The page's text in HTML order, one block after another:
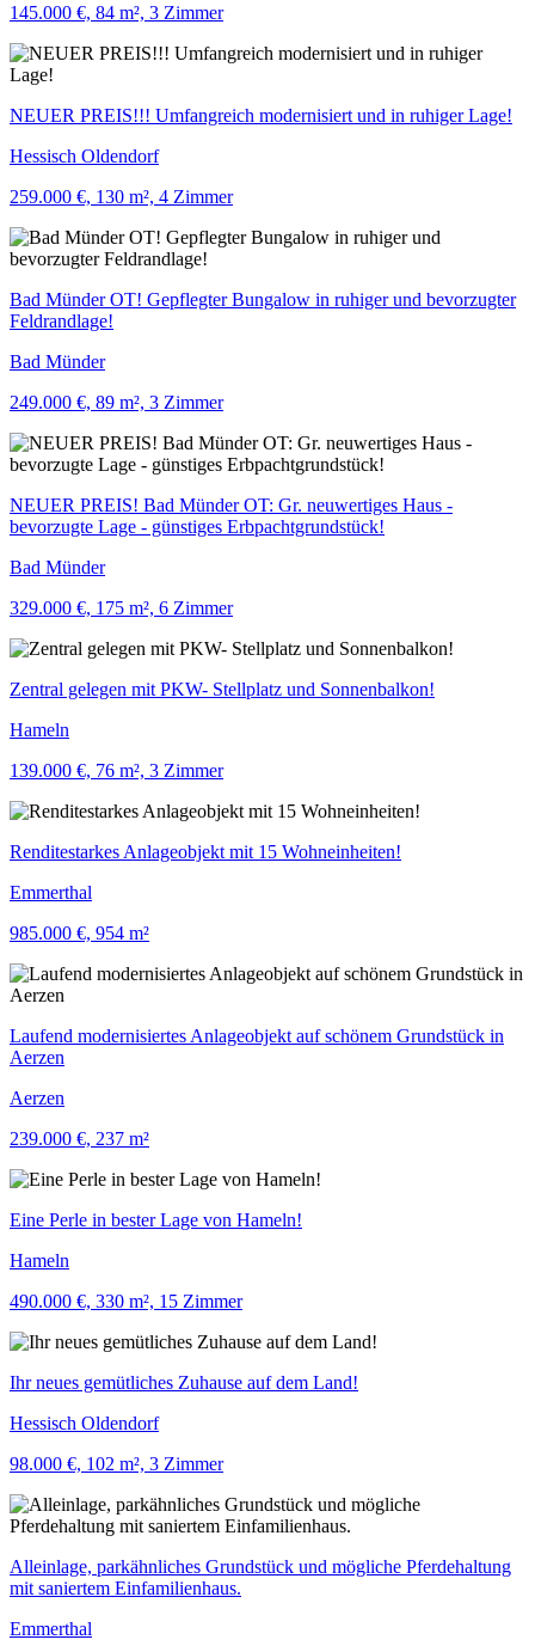
145.000 €, 84 m², 3 Zimmer
NEUER PREIS!!! Umfangreich modernisiert und in ruhiger Lage!
Hessisch Oldendorf
259.000 €, 130 m², 4 Zimmer
Bad Münder OT! Gepflegter Bungalow in ruhiger und bevorzugter
Feldrandlage!
Bad Münder
249.000 €, 89 m², 3 Zimmer
NEUER PREIS! Bad Münder OT: Gr. neuwertiges Haus -
bevorzugte Lage - günstiges Erbpachtgrundstück!
Bad Münder
329.000 €, 175 m², 6 Zimmer
Zentral gelegen mit PKW- Stellplatz und Sonnenbalkon!
Hameln
139.000 €, 76 m², 3 Zimmer
Renditestarkes Anlageobjekt mit 15 Wohneinheiten!
Emmerthal
985.000 €, 954 m²
Laufend modernisiertes Anlageobjekt auf schönem Grundstück in
Aerzen
Aerzen
239.000 €, 237 m²
Eine Perle in bester Lage von Hameln!
Hameln
490.000 €, 330 m², 15 Zimmer
Ihr neues gemütliches Zuhause auf dem Land!
Hessisch Oldendorf
98.000 €, 102 m², 3 Zimmer
Alleinlage, parkähnliches Grundstück und mögliche Pferdehaltung
mit saniertem Einfamilienhaus.
Emmerthal